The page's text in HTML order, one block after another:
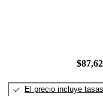
El precio incluye tasas